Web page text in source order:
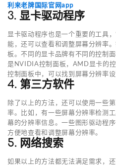
利来老牌国际官网app
3. 显卡驱动程序
显卡驱动程序也是一个重要的工具
能，还可以查看和调整屏幕分辨率
板。不同的显卡品牌有不同的控制
是NVIDIA控制面板，AMD显卡的
控制面板中，可以找到屏幕分辨率设
4. 第三方软件
除了以上的方法，还可以使用一些
率。比如，有一些屏幕分辨率检测
幕的分辨率信息。一些图形驱动程
方便地查看和调整屏幕分辨率。
5. 网络搜索
如果以上的方法都无法满足需求，